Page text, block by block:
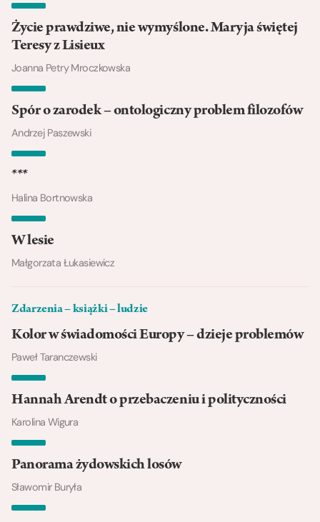
Życie prawdziwe, nie wymyślone. Maryja świętej
Teresy z Lisieux
Joanna Petry Mroczkowska
Spór o zarodek – ontologiczny problem filozofów
Andrzej Paszewski
***
Halina Bortnowska
W lesie
Małgorzata Łukasiewicz
Zdarzenia – książki – ludzie
Kolor w świadomości Europy – dzieje problemów
Paweł Taranczewski
Hannah Arendt o przebaczeniu i polityczności
Karolina Wigura
Panorama żydowskich losów
Sławomir Buryła